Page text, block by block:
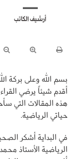
أرشيف الكاتب
بسم الله وعلى بركة
أقدم شيئاً يرضي
هذه المقالات التي
حياتي الرياضية.
في البداية أشكر
الرياضية الأستاذ